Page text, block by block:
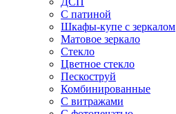
С патиной
Шкафы-купе с зеркалом
Матовое зеркало
Стекло
Цветное стекло
Пескоструй
Комбинированные
С витражами